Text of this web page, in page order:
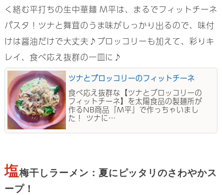
く絡む平打ちの生中華麺 M平は、まるでフィットチーネ
パスタ！ツナと舞茸のうま味がしっかり出るので、味付
けは醤油だけで大丈夫♪ブロッコリーも加えて、彩りキ
レイ、食べ応え抜群の一皿に♪
ツナとブロッコリーのフィットチーネ
食べ応え抜群な【ツナとブロッコリーの
フィットチーネ】を太陽食品の製麺所が
作るNB商品『M平』で作っちゃいまし
た！ ツナに…
塩梅干しラーメン：夏にピッタリのさわやかス
ープ！